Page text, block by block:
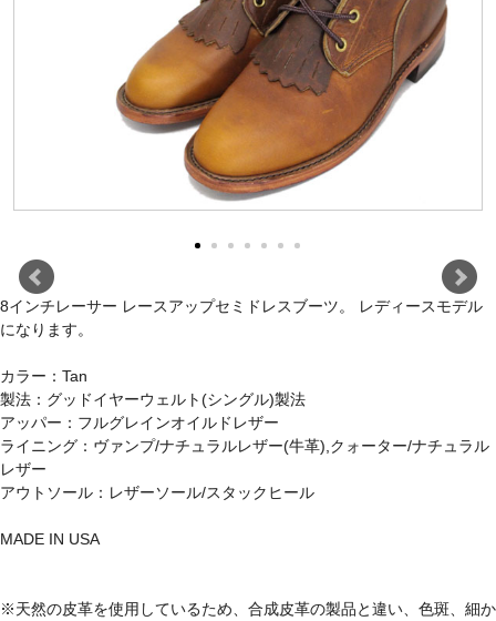
8インチレーサー レースアップセミドレスブーツ。 レディースモデル
になります。
カラー：Tan
製法：グッドイヤーウェルト(シングル)製法
アッパー：フルグレインオイルドレザー
ライニング：ヴァンプ/ナチュラルレザー(牛革),クォーター/ナチュラル
レザー
アウトソール：レザーソール/スタックヒール
MADE IN USA
※天然の皮革を使用しているため、合成皮革の製品と違い、色斑、細か